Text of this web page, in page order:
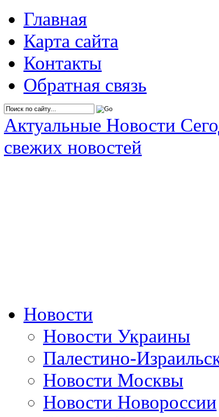
Главная
Карта сайта
Контакты
Обратная связь
Актуальные Новости
свежих новостей
Новости
Новости Украины
Палестино-
Новости Москвы
Новости Новороссии